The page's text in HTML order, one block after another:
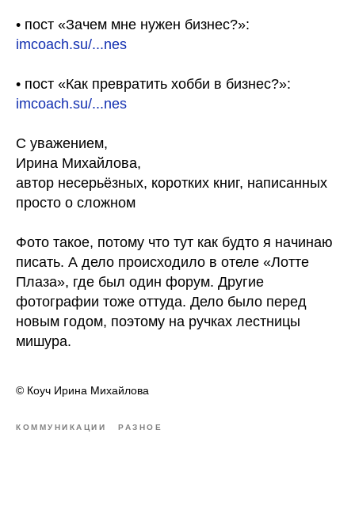
• пост «Зачем мне нужен бизнес?»:
imcoach.su/...nes
• пост «Как превратить хобби в бизнес?»:
imcoach.su/...nes
С уважением,
Ирина Михайлова,
автор несерьёзных, коротких книг, написанных
просто о сложном
Фото такое, потому что тут как будто я начинаю
писать. А дело происходило в отеле «Лотте
Плаза», где был один форум. Другие
фотографии тоже оттуда. Дело было перед
новым годом, поэтому на ручках лестницы
мишура.
© Коуч Ирина Михайлова
КОММУНИКАЦИИ РАЗНОЕ